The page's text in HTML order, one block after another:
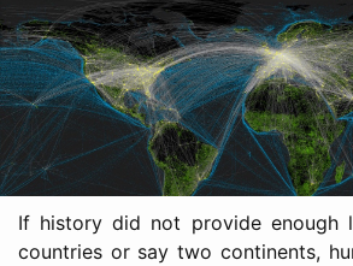
If history did not provide enough
countries or say two continents,